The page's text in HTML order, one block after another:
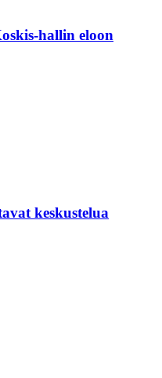
hallin eloon
keskustelua